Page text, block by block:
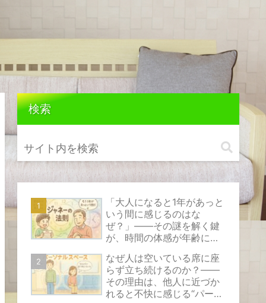
検索
「大人になると1年があっと
いう間に感じるのはな
ぜ？」――その謎を解く鍵
が、時間の体感が年齢によ
ャネーの法則』です。
なぜ人は空いている席に座
らず立ち続けるのか？――
その理由は、他人に近づか
れると不快に感じる“パーソ